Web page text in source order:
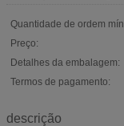
Quantidade de ordem
Preço:
Detalhes da embalagem:
Termos de pagamento:
descrição